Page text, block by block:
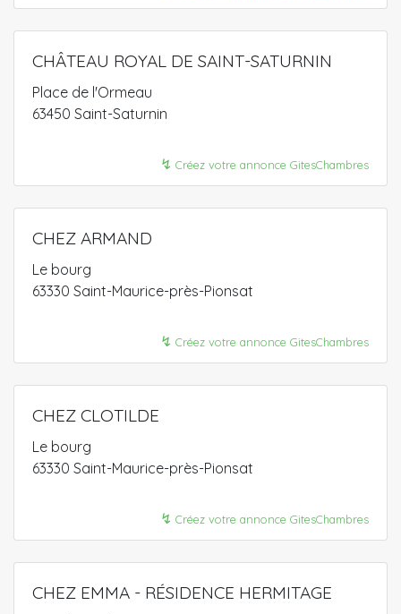
CHÂTEAU ROYAL DE SAINT-SATURNIN
Place de l'Ormeau
63450 Saint-Saturnin
↯ Créez votre annonce GitesChambres
CHEZ ARMAND
Le bourg
63330 Saint-Maurice-près-Pionsat
↯ Créez votre annonce GitesChambres
CHEZ CLOTILDE
Le bourg
63330 Saint-Maurice-près-Pionsat
↯ Créez votre annonce GitesChambres
CHEZ EMMA - RÉSIDENCE HERMITAGE